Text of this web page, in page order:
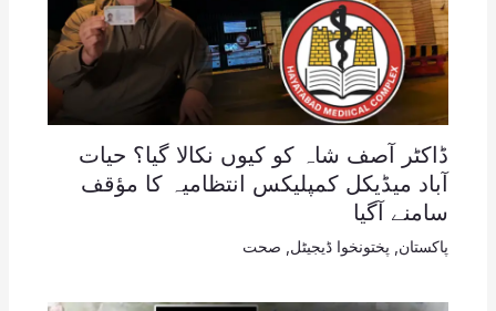
ڈاکٹر آصف شاہ کو کیوں نکالا گیا؟ حیات
آباد میڈیکل کمپلیکس انتظامیہ کا مؤقف
سامنے آگیا
پاکستان پختونخوا ڈیجیٹل صحت